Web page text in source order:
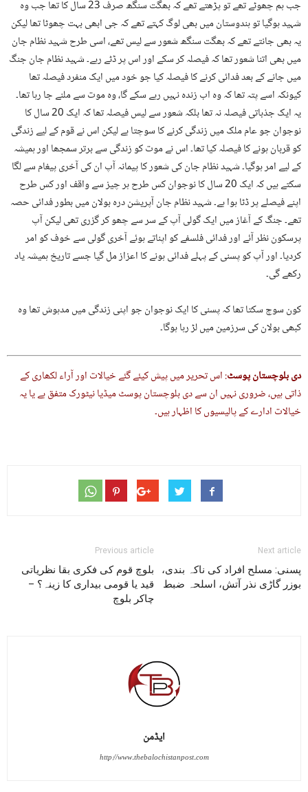
جب ہم چھوٹے تھے تو پڑھتے تھے کہ بھگت سنگھ صرف 23 سال کا تھا جب وہ
شہید ہوگیا تو ہندوستان میں بھی لوگ کہتے تھے کہ جی ابھی بہت چھوٹا تھا لیکن
یہ بھی جانتے تھے کہ بھگت سنگھ شعور سے لیس تھے، اسی طرح شہید نظام جان
میں بھی اتنا شعور تھا کہ فیصلہ کر سکے اور اس پر ڈٹے رہے۔ شہید نظام جان جنگ
میں جانے کے بعد فدائی کرنے کا فیصلہ کیا جو خود میں ایک منفرد فیصلہ تھا
کیونکہ اسے پتہ تھا کہ وہ اب زندہ نہیں رہے سکے گا، وہ موت سے ملنے جا رہا تھا۔
یہ ایک جذباتی فیصلہ نہ تھا بلکہ شعور سے لیس فیصلہ تھا کہ ایک 20 سال کا
نوجوان جو عام ملک میں زندگی کرنے کا سوچتا ہے لیکن اس نے قوم کے لیے زندگی
کو قربان ہونے کا فیصلہ کیا تھا۔ اس نے موت کو زندگی سے برتر سمجھا اور ہمیشہ
کے لیے امر ہوگیا۔ شہید نظام جان کی شعور کا پیمانہ آپ ان کی آخری پیغام سے لگا
سکتے ہیں کہ ایک 20 سال کا نوجوان کس طرح ہر چیز سے واقف اور کس طرح
اپنے فیصلے پر ڈٹا ہوا ہے۔ شہید نظام جان آپریشن درہ بولان میں بطور فدائی حصہ
تھے۔ جنگ کے آغاز میں ایک گولی آپ کے سر سے چھو کر گزری تھی لیکن آپ
پرسکون نظر آئے اور فدائی فلسفے کو اپناتے ہوئے آخری گولی سے خوف کو امر
کردیا۔ اور آپ کو پسنی کے پہلے فدائی ہونے کا اعزاز مل گیا جسے تاریخ ہمیشہ یاد
رکھے گی۔
کون سوچ سکتا تھا کہ پسنی کا ایک نوجوان جو اپنی زندگی میں مدہوش تھا وہ
کبھی بولان کی سرزمین میں لڑ رہا ہوگا۔
دیبلوچستان پوسٹ: اس تحریر میں پیش کیئے گئے خیالات اور آراء لکھاری کے
ذاتی ہیں، ضروری نہیں ان سے دی بلوچستان پوسٹ میڈیا نیٹورک متفق ہے یا یہ
خیالات ادارے کے پالیسیوں کا اظہار ہیں۔
Previous article
بلوچ قوم کی فکری بقا نظریاتی
قید یا قومی بیداری کا زینہ؟ –
چاکر بلوچ
Next article
پسنی: مسلح افراد کی ناکہ بندی،
بوزر گاڑی نذر آتش، اسلحہ ضبط
ایڈمن
http://www.thebalochistanpost.com